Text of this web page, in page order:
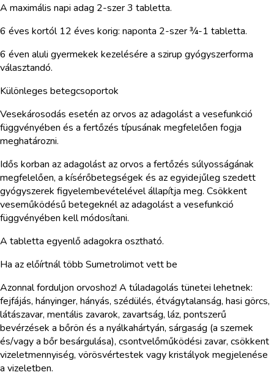
A maximális napi adag 2-szer 3 tabletta.
6 éves kortól 12 éves korig: naponta 2-szer ¾-1 tabletta.
6 éven aluli gyermekek kezelésére a szirup gyógyszerforma
választandó.
Különleges betegcsoportok
Vesekárosodás esetén az orvos az adagolást a vesefunkció
függvényében és a fertőzés típusának megfelelően fogja
meghatározni.
Idős korban az adagolást az orvos a fertőzés súlyosságának
megfelelően, a kísérőbetegségek és az egyidejűleg szedett
gyógyszerek figyelembevételével állapítja meg. Csökkent
veseműködésű betegeknél az adagolást a vesefunkció
függvényében kell módosítani.
A tabletta egyenlő adagokra osztható.
Ha az előírtnál több Sumetrolimot vett be
Azonnal forduljon orvoshoz! A túladagolás tünetei lehetnek:
fejfájás, hányinger, hányás, szédülés, étvágytalanság, hasi görcs,
látászavar, mentális zavarok, zavartság, láz, pontszerű
bevérzések a bőrön és a nyálkahártyán, sárgaság (a szemek
és/vagy a bőr besárgulása), csontvelőműködési zavar, csökkent
vizeletmennyiség, vörösvértestek vagy kristályok megjelenése
a vizeletben.